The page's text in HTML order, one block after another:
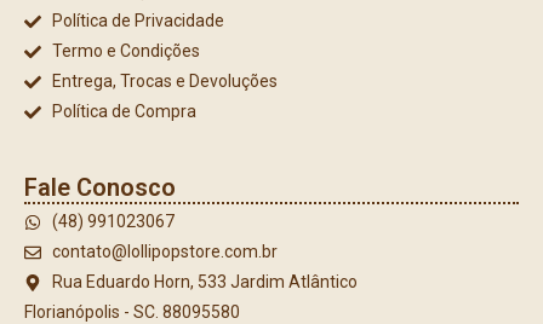
Política de Privacidade
Termo e Condições
Entrega, Trocas e Devoluções
Política de Compra
Fale Conosco
(48) 991023067
contato@lollipopstore.com.br
Rua Eduardo Horn, 533 Jardim Atlântico
Florianópolis - SC. 88095580